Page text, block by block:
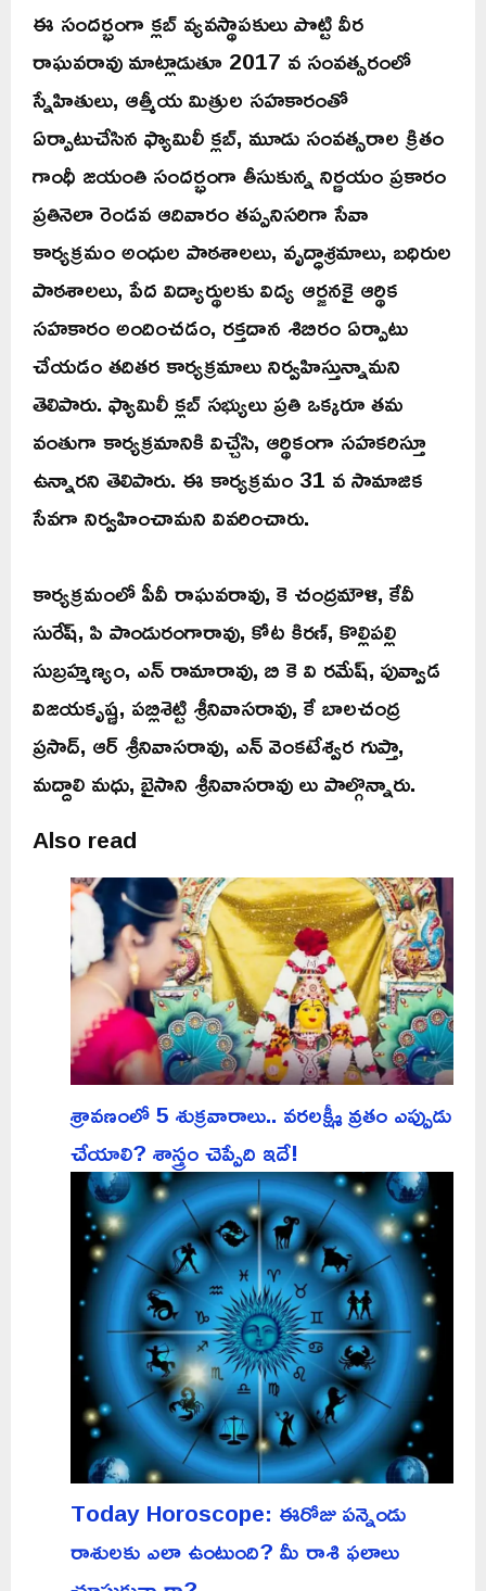
ఈ సందర్భంగా క్లబ్ వ్యవస్థాపకులు పొట్టి వీర
రాఘవరావు మాట్లాడుతూ 2017 వ సంవత్సరంలో
స్నేహితులు, ఆత్మీయ మిత్రుల సహకారంతో
ఏర్పాటుచేసిన ఫ్యామిలీ క్లబ్, మూడు సంవత్సరాల క్రితం
గాంధీ జయంతి సందర్భంగా తీసుకున్న నిర్ణయం ప్రకారం
ప్రతినెలా రెండవ ఆదివారం తప్పనిసరిగా సేవా
కార్యక్రమం అంధుల పాఠశాలలు, వృద్ధాశ్రమాలు, బధిరుల
పాఠశాలలు, పేద విద్యార్థులకు విద్య ఆర్జనకై ఆర్థిక
సహకారం అందించడం, రక్తదాన శిబిరం ఏర్పాటు
చేయడం తదితర కార్యక్రమాలు నిర్వహిస్తున్నామని
తెలిపారు. ఫ్యామిలీ క్లబ్ సభ్యులు ప్రతి ఒక్కరూ తమ
వంతుగా కార్యక్రమానికి విచ్చేసి, ఆర్థికంగా సహకరిస్తూ
ఉన్నారని తెలిపారు. ఈ కార్యక్రమం 31 వ సామాజిక
సేవగా నిర్వహించామని వివరించారు.
కార్యక్రమంలో పీవీ రాఘవరావు, కె చంద్రమౌళి, కేవీ
సురేష్, పి పాండురంగారావు, కోట కిరణ్, కొల్లిపల్లి
సుబ్రహ్మణ్యం, ఎన్ రామారావు, బి కె వి రమేష్, పువ్వాడ
విజయకృష్ణ, పబ్లిశెట్టి శ్రీనివాసరావు, కే బాలచంద్ర
ప్రసాద్, ఆర్ శ్రీనివాసరావు, ఎన్ వెంకటేశ్వర గుప్తా,
మద్దాలి మధు, బైసాని శ్రీనివాసరావు లు పాల్గొన్నారు.
Also read
శ్రావణంలో 5 శుక్రవారాలు.. వరలక్ష్మీ వ్రతం ఎప్పుడు
చేయాలి? శాస్త్రం చెప్పేది ఇదే!
Today Horoscope: ఈరోజు పన్నెండు
రాశులకు ఎలా ఉంటుంది? మీ రాశి ఫలాలు